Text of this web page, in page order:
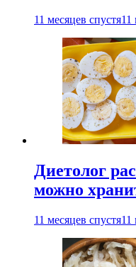
11 месяцев спустя11
Диетолог
можно
11 месяцев спустя11